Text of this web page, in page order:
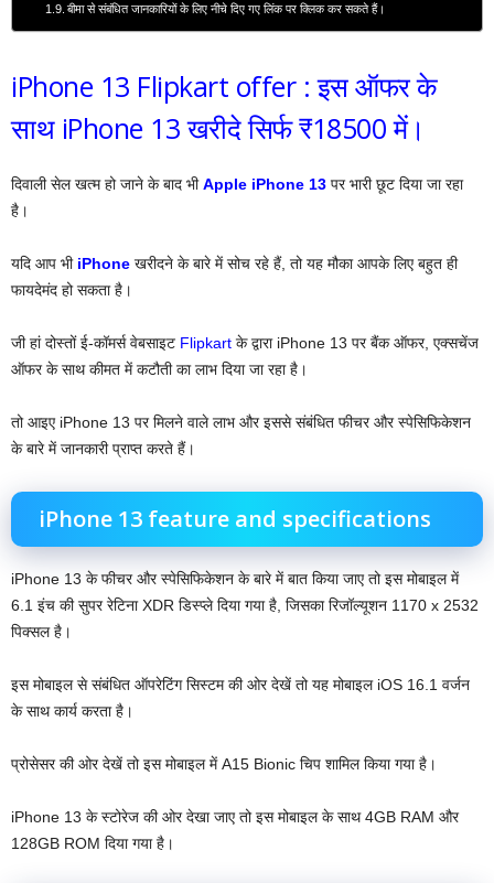
बीमा से संबंधित जानकारियों के लिए नीचे दिए गए लिंक पर क्लिक कर सकते हैं।
iPhone 13 Flipkart offer : इस ऑफर के
साथ iPhone 13 खरीदे सिर्फ ₹18500 में।
दिवाली सेल खत्म हो जाने के बाद भीApple iPhone 13 पर भारी छूट दिया जा रहा
है।
यदि आप भी iPhone खरीदने के बारे में सोच रहे हैं, तो यह मौका आपके लिए बहुत ही
फायदेमंद हो सकता है।
जी हां दोस्तों ई-कॉमर्स वेबसाइट Flipkart के द्वारा iPhone 13 पर बैंक ऑफर, एक्सचेंज
ऑफर के साथ कीमत में कटौती का लाभ दिया जा रहा है।
तो आइए iPhone 13 पर मिलने वाले लाभ और इससे संबंधित फीचर और स्पेसिफिकेशन
के बारे में जानकारी प्राप्त करते हैं।
iPhone 13 feature and specifications
iPhone 13 के फीचर और स्पेसिफिकेशन के बारे में बात किया जाए तो इस मोबाइल में
6.1 इंच की सुपर रेटिना XDR डिस्प्ले दिया गया है, जिसका रिजॉल्यूशन 1170 x 2532
पिक्सल है।
इस मोबाइल से संबंधित ऑपरेटिंग सिस्टम की ओर देखें तो यह मोबाइल iOS 16.1 वर्जन
के साथ कार्य करता है।
प्रोसेसर की ओर देखें तो इस मोबाइल में A15 Bionic चिप शामिल किया गया है।
iPhone 13 के स्टोरेज की ओर देखा जाए तो इस मोबाइल के साथ 4GB RAM और
128GB ROM दिया गया है।